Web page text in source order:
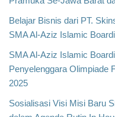
Belajar Bisnis dari PT.
SMA Al-Aziz Islamic
SMA Al-Aziz Islamic
Penyelenggara Olimpiade
2025
Sosialisasi Visi Misi Baru